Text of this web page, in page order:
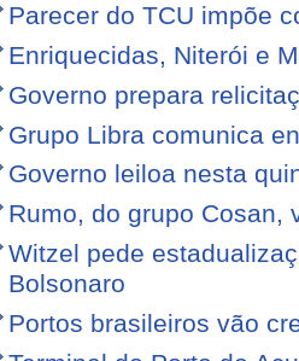
Parecer do TCU impõe
Enriquecidas, Niterói e
Governo prepara
Grupo Libra comunica
Governo leiloa nesta
Rumo, do grupo Cosan,
Witzel pede
Bolsonaro
Portos brasileiros vão